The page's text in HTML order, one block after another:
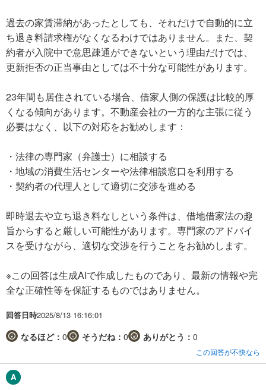
過去の家賃滞納があったとしても、それだけで自動的に立
ち退き料請求権がなくなるわけではありません。また、契
約者が入院中で意思疎通ができないという理由だけでは、
更新拒否の正当事由としては不十分な可能性があります。
23年間も居住されている場合、借家人側の保護は比較的厚
くなる傾向があります。不動産会社の一方的な主張に従う
必要はなく、以下の対応をお勧めします：
・法律の専門家（弁護士）に相談する
・地域の消費生活センターや法律相談窓口を利用する
・契約者の代理人として適切に交渉を進める
即時退去や立ち退き料なしという条件は、借地借家法の趣
旨からすると厳しい可能性があります。専門家のアドバイ
スを受けながら、適切な交渉を行うことをお勧めします。
※この回答は生成AIで作成したものであり、最新の情報や完
全な正確性等を保証するものではありません。
回答日時2025/8/13 16:16:01
なるほど： 0 そうだね： 0 ありがとう： 0
この回答が不快なら